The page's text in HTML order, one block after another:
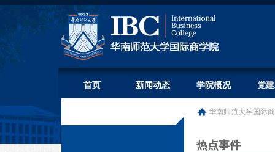
首页 新闻动态 学院概况 党
华南师范大学国际
热点事件